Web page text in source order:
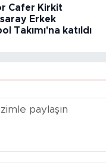
Cafer Kirkit
Erkek
Takımı'na katıldı